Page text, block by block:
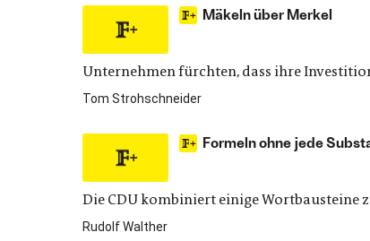
Mäkeln über Merkel
Unternehmen fürchten, dass ihre
Tom Strohschneider
Formeln ohne jede
Die CDU kombiniert einige Wortbausteine
Rudolf Walther